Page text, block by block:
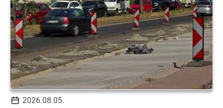
2026.08.05.